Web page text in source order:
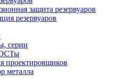
защита резервуаров
резервуаров
серии
проектировщиков
металла